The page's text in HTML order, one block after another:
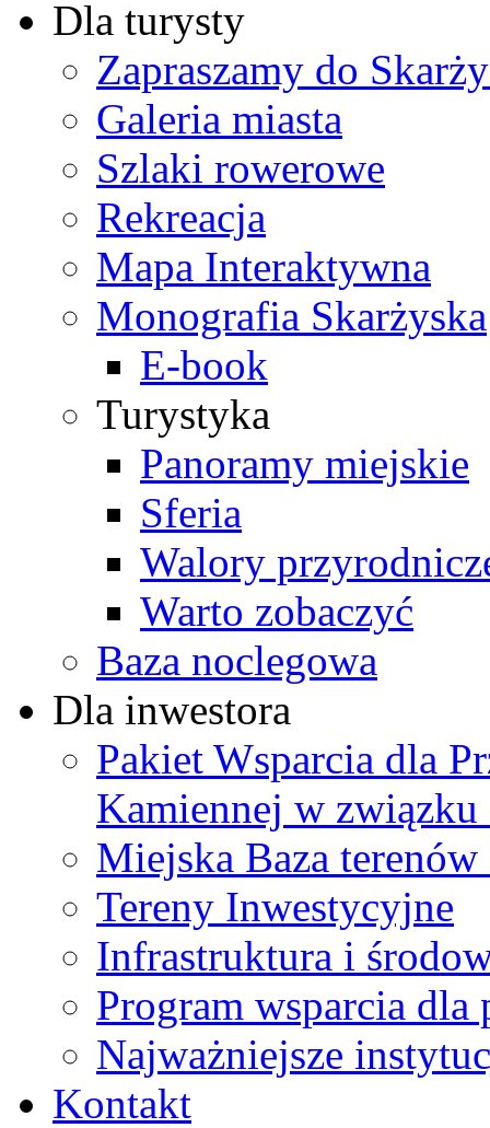
Dla turysty
Zapraszamy do
Galeria miasta
Szlaki rowerowe
Rekreacja
Mapa Interaktywna
Monografia Skarżyska
E-book
Turystyka
Panoramy miejskie
Sferia
Walory
Warto zobaczyć
Baza noclegowa
Dla inwestora
Pakiet Wsparcia dla
Kamiennej w
Miejska Baza
Tereny Inwestycyjne
Infrastruktura i
Program wsparcia
Najważniejsze
Kontakt